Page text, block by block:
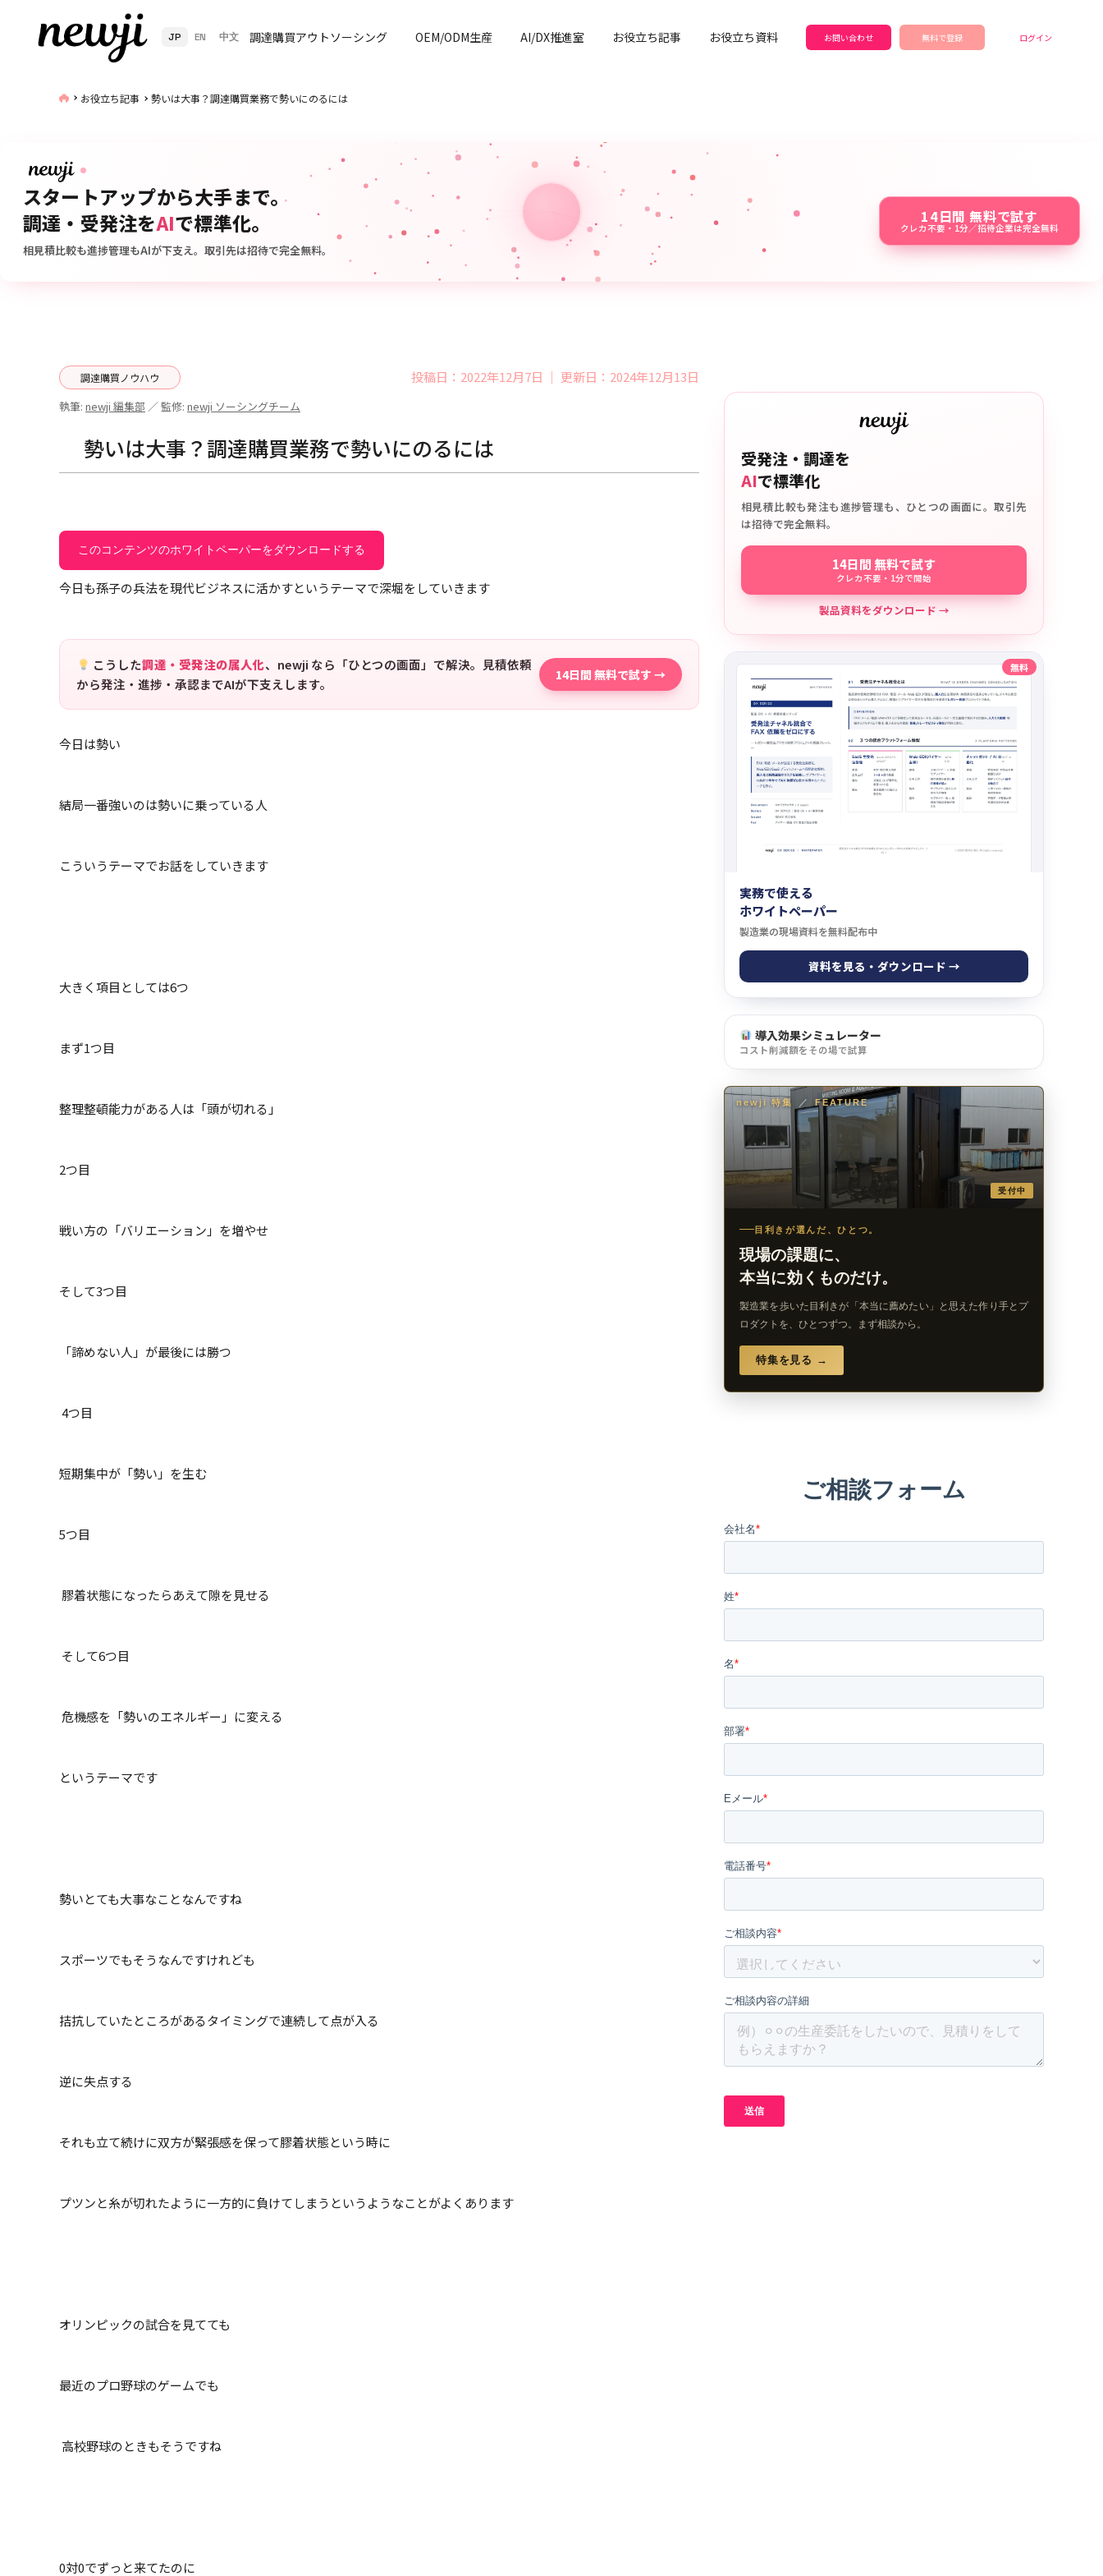
JP EN 中文 調達購買アウトソーシング OEM/ODM生産 AI/DX推進室 お役立ち記事 お役立ち資料 お問い合わせ 無料で登録 ログイン
お役立ち記事 勢いは大事？調達購買業務で勢いにのるには
スタートアップから大手まで。
調達・受発注をAIで標準化。
相見積比較も進捗管理もAIが下支え。取引先は招待で完全無料。
14日間 無料で試す
クレカ不要・1分／招待企業は完全無料
調達購買ノウハウ 投稿日：2022年12月7日 ｜ 更新日：2024年12月13日
執筆: newji 編集部 ／ 監修: newji ソーシングチーム
勢いは大事？調達購買業務で勢いにのるには
このコンテンツのホワイトペーパーをダウンロードする
今日も孫子の兵法を現代ビジネスに活かすというテーマで深堀をしていきます
こうした調達・受発注の属人化、newji なら「ひとつの画面」で解決。見積依頼
から発注・進捗・承認までAIが下支えします。
14日間 無料で試す →
今日は勢い
結局一番強いのは勢いに乗っている人
こういうテーマでお話をしていきます
大きく項目としては6つ
まず1つ目
整理整頓能力がある人は「頭が切れる」
2つ目
戦い方の「バリエーション」を増やせ
そして3つ目
「諦めない人」が最後には勝つ
4つ目
短期集中が「勢い」を生む
5つ目
膠着状態になったらあえて隙を見せる
そして6つ目
危機感を「勢いのエネルギー」に変える
というテーマです
勢いとても大事なことなんですね
スポーツでもそうなんですけれども
拮抗していたところがあるタイミングで連続して点が入る
逆に失点する
それも立て続けに双方が緊張感を保って膠着状態という時に
プツンと糸が切れたように一方的に負けてしまうというようなことがよくあります
オリンピックの試合を見てても
最近のプロ野球のゲームでも
高校野球のときもそうですね
0対0でずっと来てたのに
受発注・調達を
AIで標準化
相見積比較も発注も進捗管理も、ひとつの画面に。取引先
は招待で完全無料。
14日間 無料で試す
クレカ不要・1分で開始
製品資料をダウンロード →
無料
実務で使える
ホワイトペーパー
製造業の現場資料を無料配布中
資料を見る・ダウンロード →
導入効果シミュレーター
コスト削減額をその場で試算
newji 特集 ／ FEATURE
受付中
目利きが選んだ、ひとつ。
現場の課題に、
本当に効くものだけ。
製造業を歩いた目利きが「本当に薦めたい」と思えた作り手とプ
ロダクトを、ひとつずつ。まず相談から。
特集を見る →